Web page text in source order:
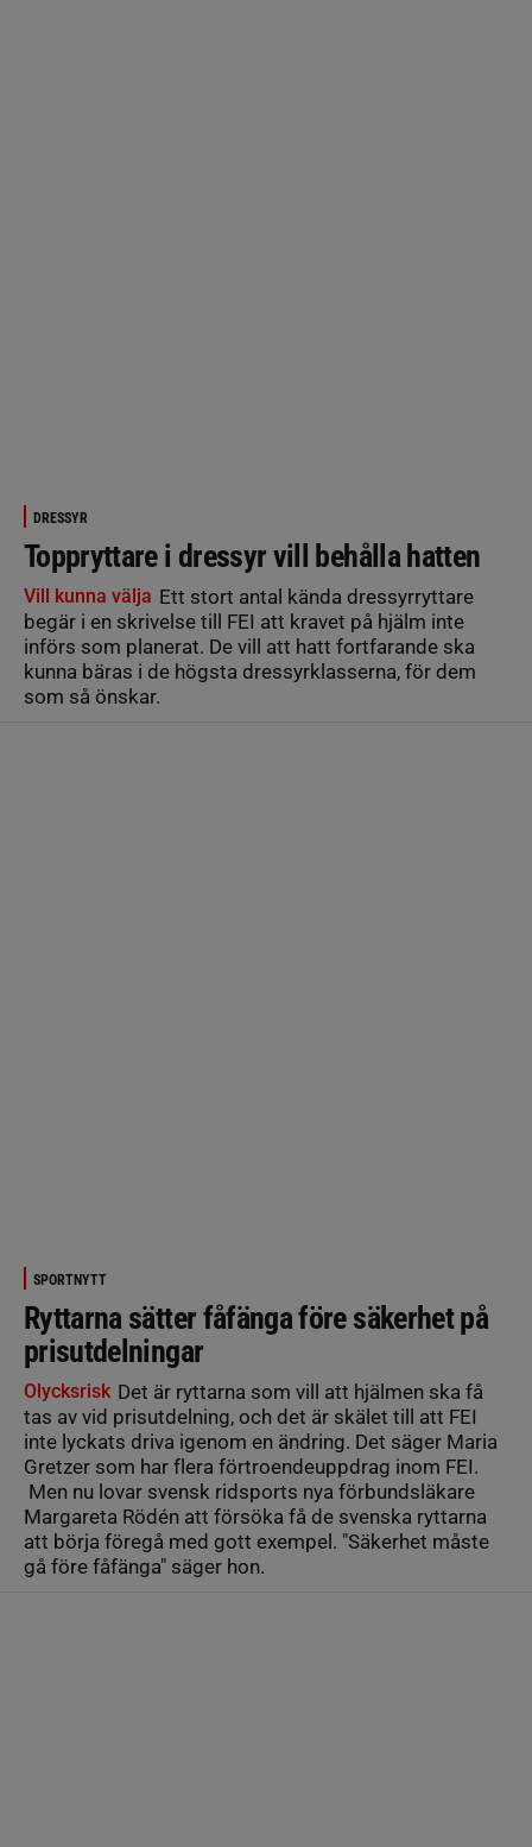
DRESSYR
Toppryttare i dressyr vill behålla hatten
Vill kunna välja Ett stort antal kända dressyrryttare
begär i en skrivelse till FEI att kravet på hjälm inte
införs som planerat. De vill att hatt fortfarande ska
kunna bäras i de högsta dressyrklasserna, för dem
som så önskar.
SPORTNYTT
Ryttarna sätter fåfänga före säkerhet på
prisutdelningar
Olycksrisk Det är ryttarna som vill att hjälmen ska få
tas av vid prisutdelning, och det är skälet till att FEI
inte lyckats driva igenom en ändring. Det säger Maria
Gretzer som har flera förtroendeuppdrag inom FEI.
Men nu lovar svensk ridsports nya förbundsläkare
Margareta Rödén att försöka få de svenska ryttarna
att börja föregå med gott exempel. "Säkerhet måste
gå före fåfänga" säger hon.